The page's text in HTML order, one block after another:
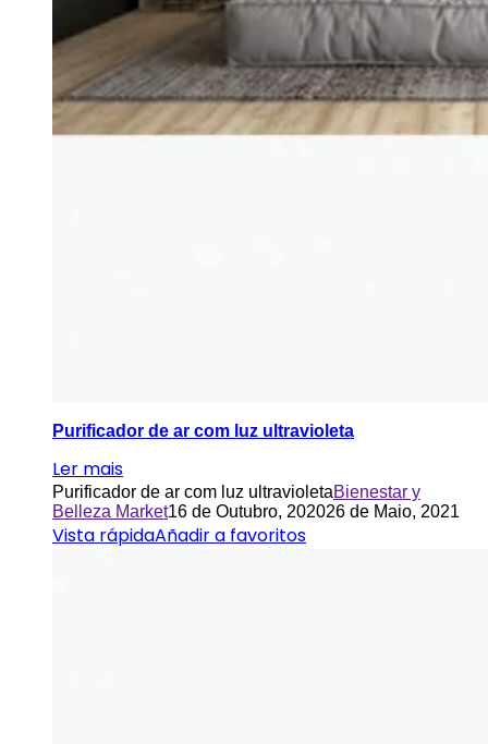
Purificador de ar com luz ultravioleta
Ler mais
Purificador de ar com luz ultravioletaBienestar y
Belleza Market16 de Outubro, 202026 de Maio, 2021
Vista rápidaAñadir a favoritos